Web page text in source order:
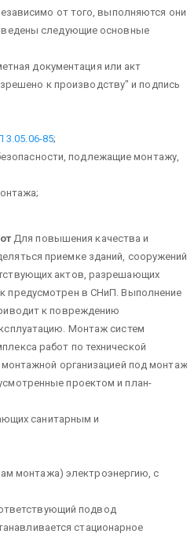
от того, выполняются они
следующие основные
документация или акт
к производству" и под­пись
3.05.06-85;
подлежащие монтажу,
Для повышения качества и
при­емке зданий, сооружений
актов, разре­шающих
предусмотрен в СНиП. Выполнение
к повреждению
Монтаж систем
работ по техничес­кой
организацией под монтаж
проектом и план-
санитарным и
монтажа) электроэнергию, с
подвод
стационарное